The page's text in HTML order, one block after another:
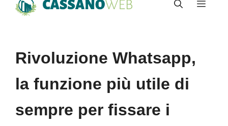
Menu
Rivoluzione Whatsapp,
la funzione più utile di
sempre per fissare i